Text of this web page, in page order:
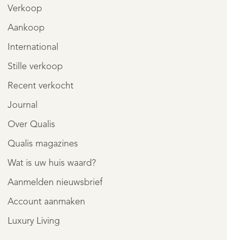
Verkoop
Aankoop
International
Stille verkoop
Recent verkocht
Journal
Over Qualis
Qualis magazines
Wat is uw huis waard?
Aanmelden nieuwsbrief
Account aanmaken
Luxury Living